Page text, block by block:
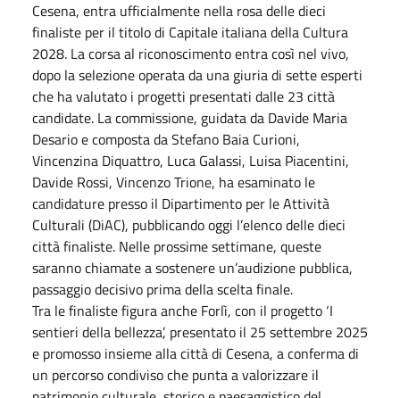
Cesena, entra ufficialmente nella rosa delle dieci
finaliste per il titolo di Capitale italiana della Cultura
2028. La corsa al riconoscimento entra così nel vivo,
dopo la selezione operata da una giuria di sette esperti
che ha valutato i progetti presentati dalle 23 città
candidate. La commissione, guidata da Davide Maria
Desario e composta da Stefano Baia Curioni,
Vincenzina Diquattro, Luca Galassi, Luisa Piacentini,
Davide Rossi, Vincenzo Trione, ha esaminato le
candidature presso il Dipartimento per le Attività
Culturali (DiAC), pubblicando oggi l’elenco delle dieci
città finaliste. Nelle prossime settimane, queste
saranno chiamate a sostenere un’audizione pubblica,
passaggio decisivo prima della scelta finale.
Tra le finaliste figura anche Forlì, con il progetto ‘I
sentieri della bellezza’, presentato il 25 settembre 2025
e promosso insieme alla città di Cesena, a conferma di
un percorso condiviso che punta a valorizzare il